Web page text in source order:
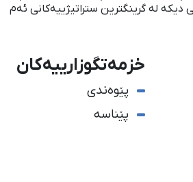
دیكە لە گرینگترین ستراتیژییەكانی ئەم
خزمەتگوزارییەکان
پێوەندی
پێناسە